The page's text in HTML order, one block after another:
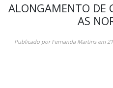
ALONGAMENTO DE
AS
Publicado porFernanda Martinsem